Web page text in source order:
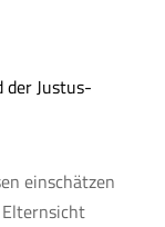
der Justus-
einschätzen